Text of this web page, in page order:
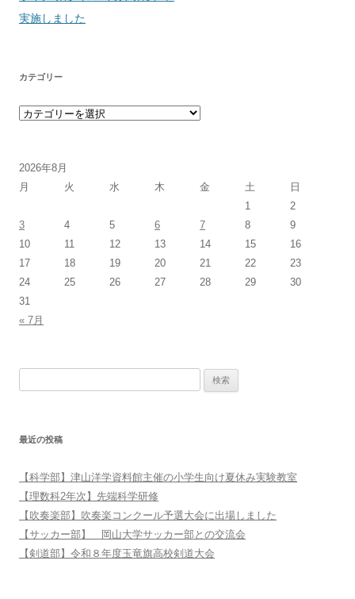
実施しました
カテゴリー
カテゴリー
2026年8月
月
火 水 木 金 土 日
« 7月
1
2
3
4 5 6 7 8
9
10
11 12 13 14 15
16
17
18 19 20 21 22
23
24
25 26 27 28 29
30
31
最近の投稿
【科学部】津山洋学資料館主催の小学生向け夏休み実験教室
【理数科2年次】先端科学研修
【吹奏楽部】吹奏楽コンクール予選大会に出場しました
【サッカー部】 岡山大学サッカー部との交流会
【剣道部】令和８年度玉竜旗高校剣道大会